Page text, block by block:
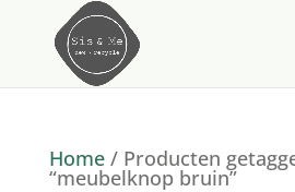
Home/ Producten
“meubelknop bruin”